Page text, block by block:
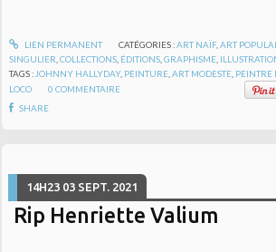
LIEN PERMANENT CATÉGORIES :ART NAÏF, ART
SINGULIER ,COLLECTIONS ÉDITIONS ,GRAPHISME
TAGS : JOHNNY HALLYDAY, PEINTURE ,ART MODESTE
LOCO
0 COMMENTAIRE
SHARE
14H23 03 SEPT. 2021
Rip Henriette Valium